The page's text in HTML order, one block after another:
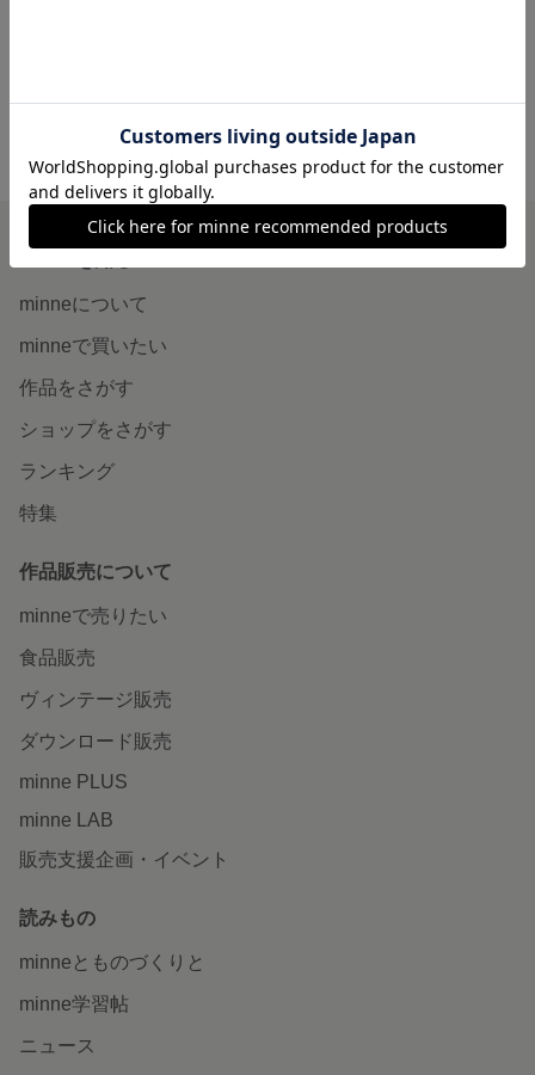
minne ホーム PAOLU の作品一覧
minneについて
minneで買いたい
作品をさがす
ショップをさがす
ランキング
特集
作品販売について
minneで売りたい
食品販売
ヴィンテージ販売
ダウンロード販売
minne PLUS
minne LAB
販売支援企画・イベント
読みもの
minneとものづくりと
minne学習帖
ニュース